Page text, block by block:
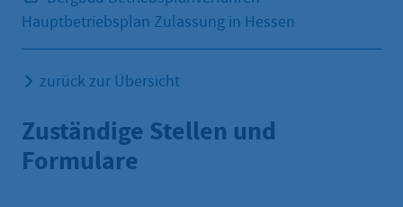
Hauptbetriebsplan Zulassung in Hessen
zurück zur Übersicht
Zuständige Stellen und
Formulare